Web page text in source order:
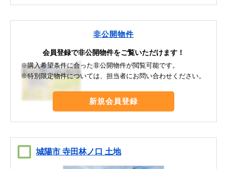
非公開物件
会員登録で非公開物件をご覧いただけます！
※購入希望条件に合った非公開物件が閲覧可能です。
※特別限定物件については、担当者にお問い合わせください。
新規会員登録
城陽市 寺田林ノ口 土地